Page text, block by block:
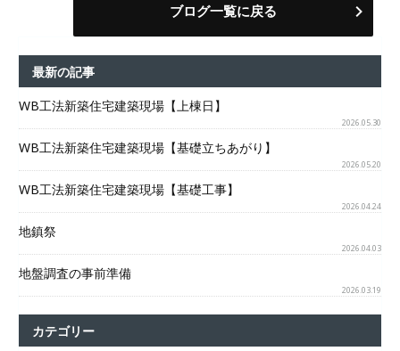
ブログ一覧に戻る
最新の記事
WB工法新築住宅建築現場【上棟日】
2026.05.30
WB工法新築住宅建築現場【基礎立ちあがり】
2026.05.20
WB工法新築住宅建築現場【基礎工事】
2026.04.24
地鎮祭
2026.04.03
地盤調査の事前準備
2026.03.19
カテゴリー